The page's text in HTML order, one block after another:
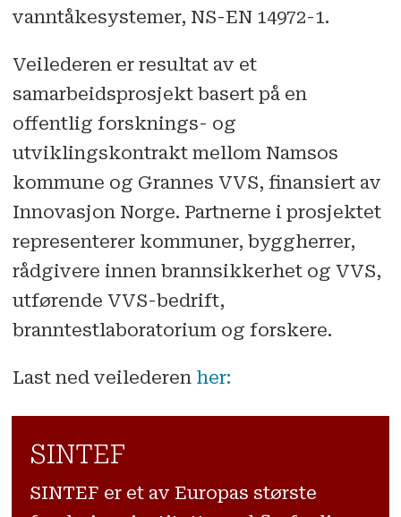
vanntåkesystemer, NS-EN 14972-1.
Veilederen er resultat av et
samarbeidsprosjekt basert på en
offentlig forsknings- og
utviklingskontrakt mellom Namsos
kommune og Grannes VVS, finansiert av
Innovasjon Norge. Partnerne i prosjektet
representerer kommuner, byggherrer,
rådgivere innen brannsikkerhet og VVS,
utførende VVS-bedrift,
branntestlaboratorium og forskere.
Last ned veilederen her:
SINTEF
SINTEF er et av Europas største